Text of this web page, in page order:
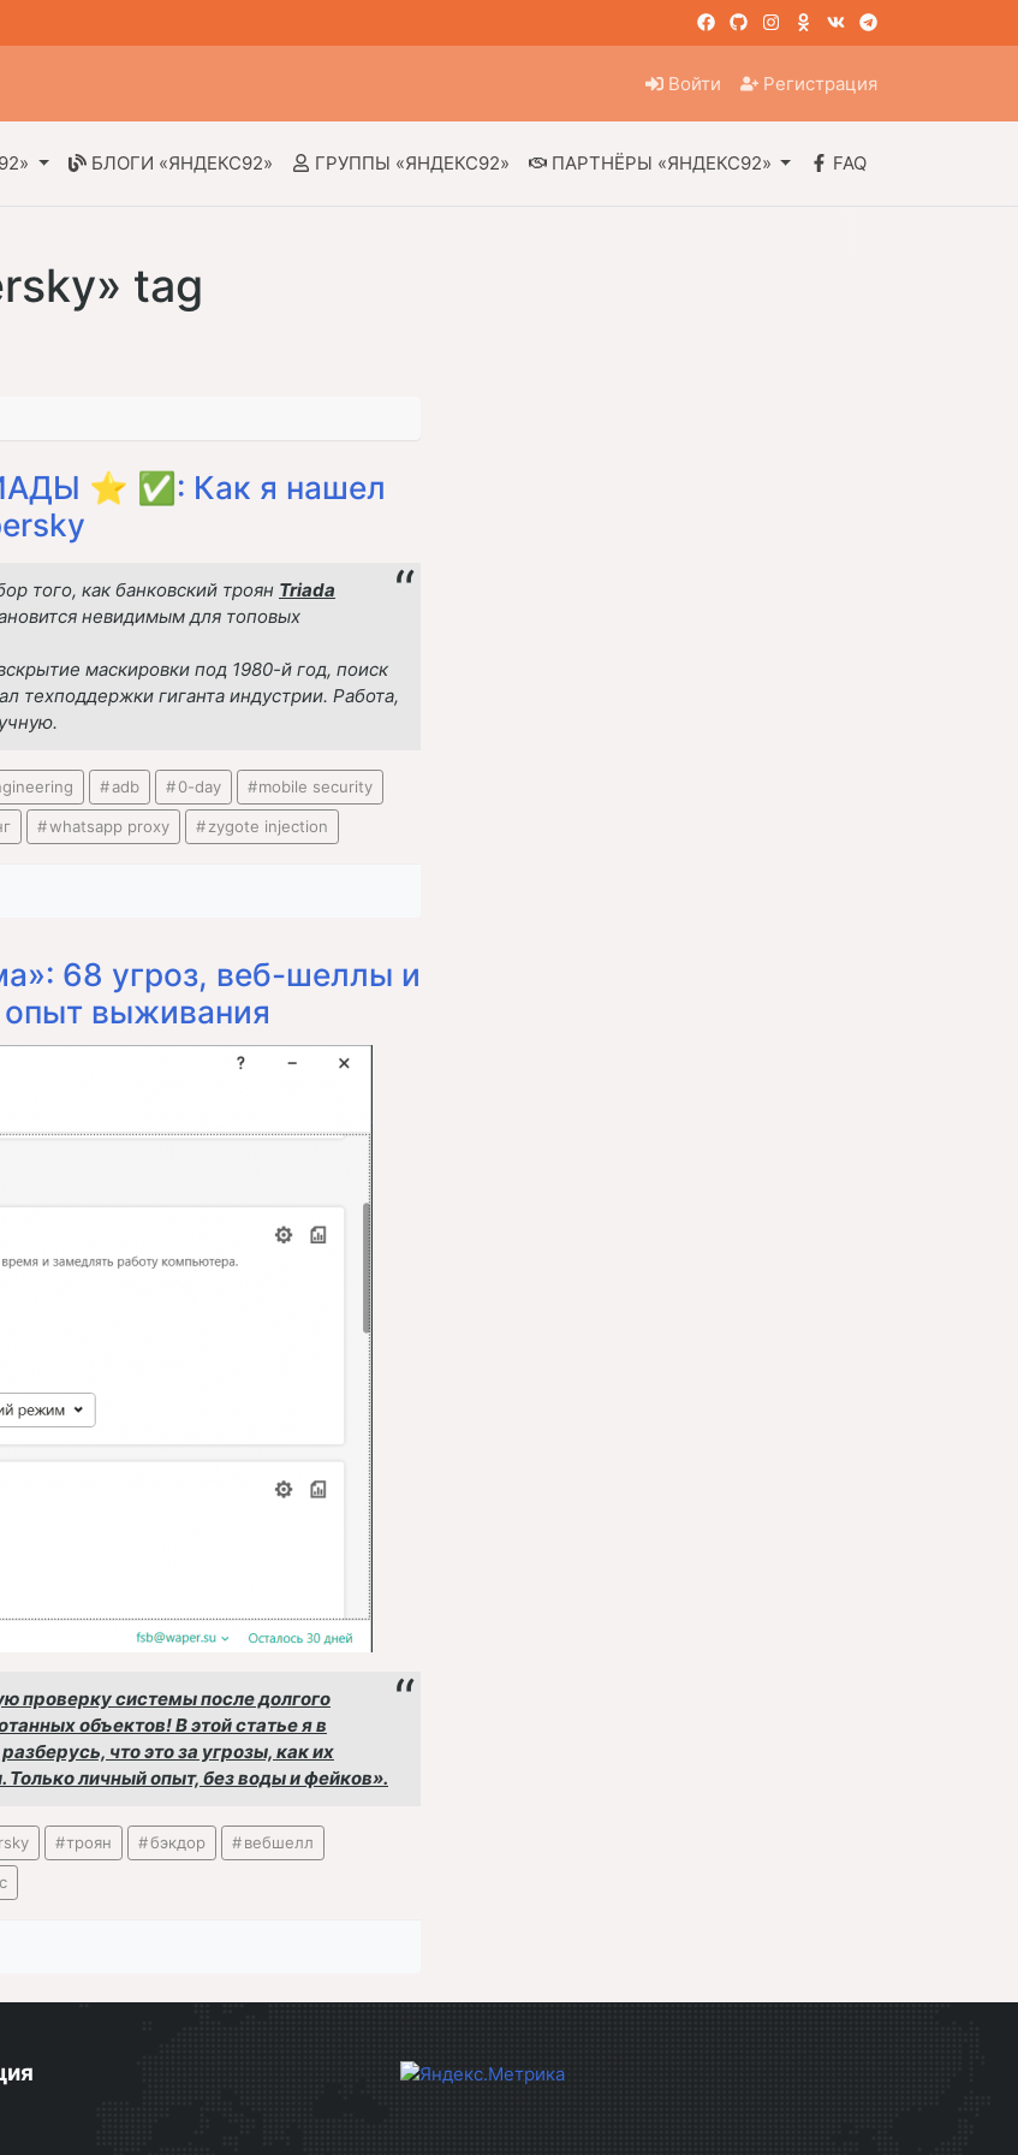
Войти Регистрация
БЛОГИ «ЯНДЕКС92» ГРУППЫ «ЯНДЕКС92» ПАРТНЁРЫ «ЯНДЕКС92» FAQ
tag
⭐ ✅: Как я нашел
того, как банковский троян Triada
невидимым для топовых
маскировки под 1980-й год, поиск
техподдержки гиганта индустрии. Работа,
adb 0-day mobile security
whatsapp proxy zygote injection
68 угроз, веб-шеллы и
выживания
проверку системы после долгого
объектов! В этой статье я в
что это за угрозы, как их
личный опыт, без воды и фейков».
троян бэкдор вебшелл